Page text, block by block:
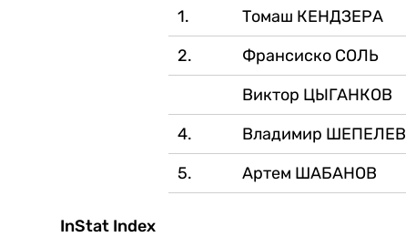
1. Томаш КЕНДЗЕРА
2.
Франсиско СОЛЬ
Виктор ЦЫГАНКОВ
4.
Владимир ШЕПЕЛЕВ
5.
Артем ШАБАНОВ
InStat Index